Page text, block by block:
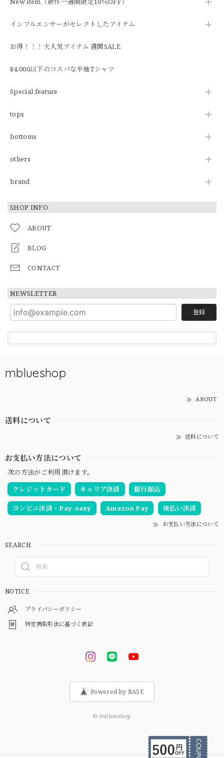
インフルエンサーがセレクトしたアイテム
お得！！！大人気アイテム 週間SALE
¥4,000以下のコスパな半袖Tシャツ
Special feature
tops
bottoms
others
brand
SHOP INFO
ABOUT
BLOG
CONTACT
NEWSLETTER
登録
mblueshop
ABOUT
送料について
送料について
お支払い方法について
次の方法がご利用頂けます。
クレジットカード
キャリア決済 銀行振込
コンビニ決済・Pay-easy Amazon Pay 後払い決済
お支払い方法について
SEARCH
NOTICE
プライバシーポリシー
特定商取引法に基づく表記
Powered by BASE
© mblueshop